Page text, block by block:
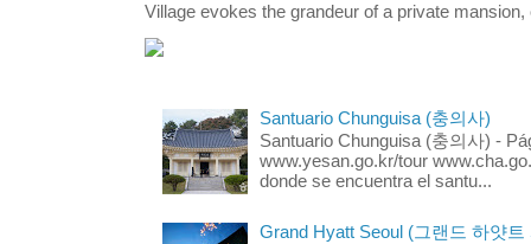
Village evokes the grandeur of a private
Santuario Chunguisa (충의사)
Santuario Chunguisa (충의사) -
www.yesan.go.kr/tour
donde se encuentra el santu...
Grand Hyatt Seoul (그랜드 하얏트